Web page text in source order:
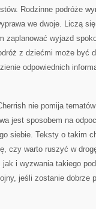
Rodzinne podróże
we dwoje. Liczą
zaplanować wyjazd
z dziećmi może być
odpowiednich
nie pomija
jest sposobem na
siebie. Teksty o takim
czy warto ruszyć w
jak i wyzwania takiego
jeśli zostanie dobrze